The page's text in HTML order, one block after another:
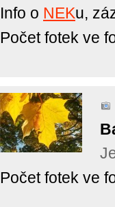
Info o NEKu,
Počet fotek ve
Počet fotek ve